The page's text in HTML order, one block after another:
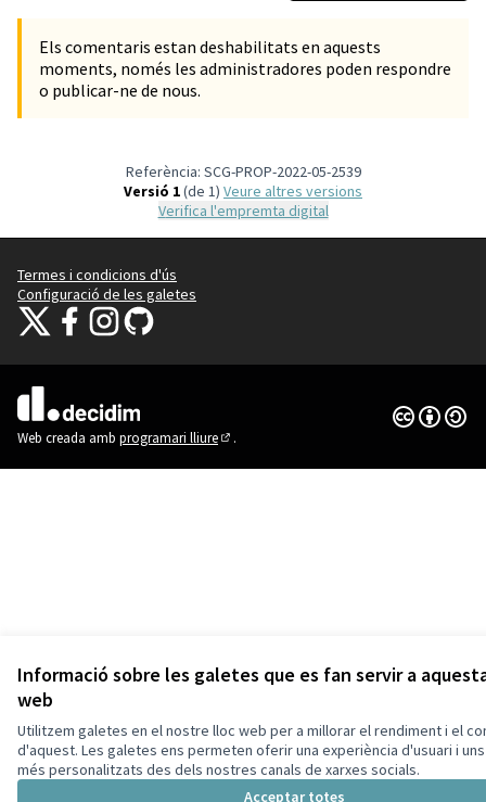
Informació sobre les galetes que es fan servir a
web
Utilitzem galetes en el nostre lloc web per a millorar el rendiment i el
d'aquest. Les galetes ens permeten oferir una experiència d'usuari i
més personalitzats des dels nostres canals de xarxes socials.
Acceptar totes
Els comentaris estan deshabilitats en aquests
moments, només les administradores poden respondre
o publicar-ne de nous.
Referència: SCG-PROP-2022-05-2539
Versió 1(de 1)
veure altres versions
Verifica l'empremta digital
Termes i condicions d'ús
Configuració de les galetes
Decidim Sant Cugat a X
Decidim Sant Cugat a Facebook
Decidim Sant Cugat a Instagram
Decidim Sant Cugat a GitHub
(Enllaç extern)
Web creada amb programari lliure .
Amb
(Enllaç